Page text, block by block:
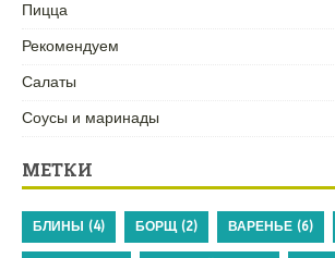
Пицца
Рекомендуем
Салаты
Соусы и маринады
МЕТКИ
БЛИНЫ (4) БОРЩ(2) ВАРЕНЬЕ (6)